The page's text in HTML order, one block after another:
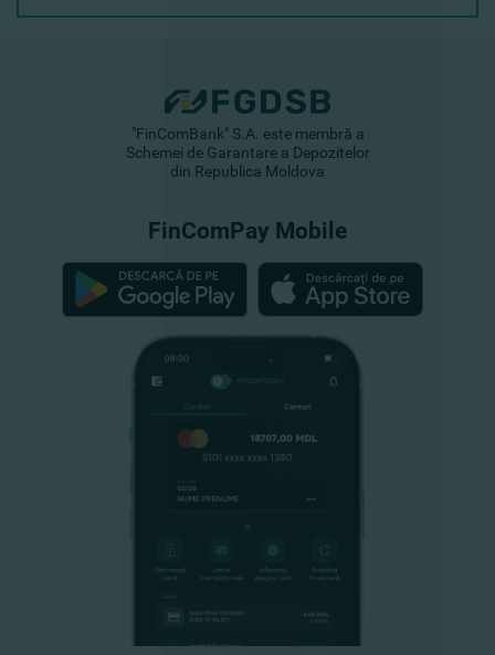
"FinComBank" S.A. este membră a
Schemei de Garantare a Depozitelor
din Republica Moldova
FinComPay Mobile